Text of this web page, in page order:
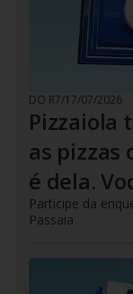
DO R7/17/07/2026
Pizzaiola
as pizzas
é dela.
Participe da
Passaia